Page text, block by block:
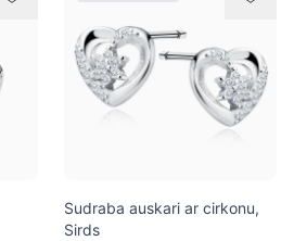
Sudraba auskari ar cirkonu,
Sirds